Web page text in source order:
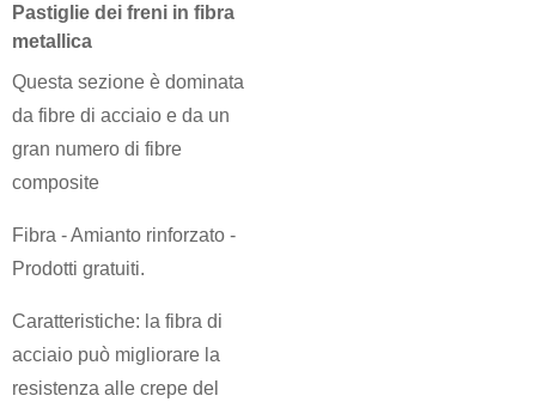
Pastiglie dei freni in fibra
metallica
Questa sezione è dominata
da fibre di acciaio e da un
gran numero di fibre
composite
Fibra - Amianto rinforzato -
Prodotti gratuiti.
Caratteristiche: la fibra di
acciaio può migliorare la
resistenza alle crepe del